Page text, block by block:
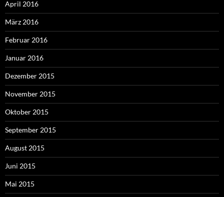
April 2016
März 2016
Februar 2016
Januar 2016
Dezember 2015
November 2015
Oktober 2015
September 2015
August 2015
Juni 2015
Mai 2015